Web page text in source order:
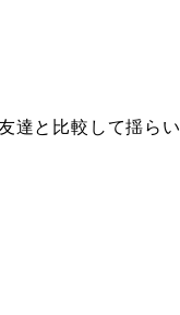
達と比較して揺らい